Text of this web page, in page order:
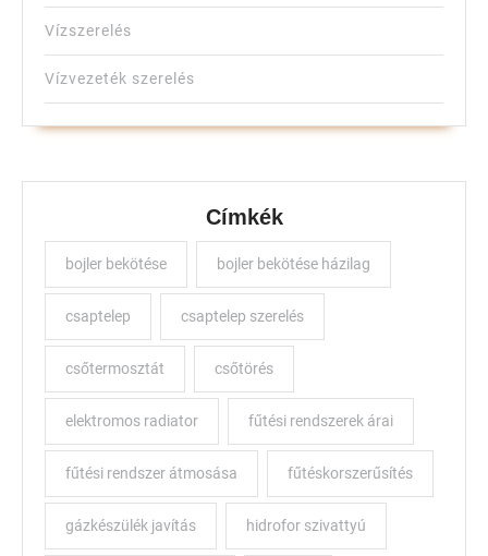
Vízszerelés
Vízvezeték szerelés
Címkék
bojler bekötése bojler bekötése házilag
csaptelep csaptelep szerelés
csőtermosztát csőtörés
elektromos radiator fűtési rendszerek árai
fűtési rendszer átmosása fűtéskorszerűsítés
gázkészülék javítás hidrofor szivattyú